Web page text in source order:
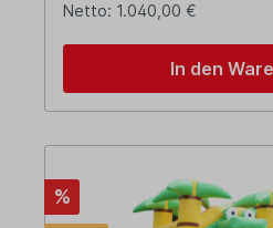
Netto: 1.040,00 €
In den
%